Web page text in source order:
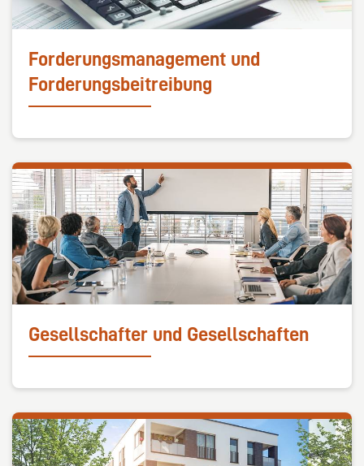
Forderungsmanagement und
Forderungsbeitreibung
Gesellschafter und Gesellschaften